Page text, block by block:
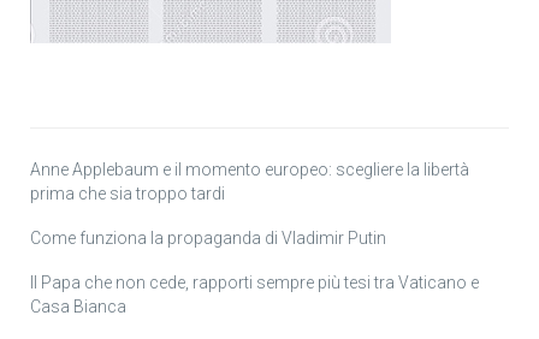
Anne Applebaum e il momento europeo: scegliere la libertà
prima che sia troppo tardi
Come funziona la propaganda di Vladimir Putin
Il Papa che non cede, rapporti sempre più tesi tra Vaticano e
Casa Bianca